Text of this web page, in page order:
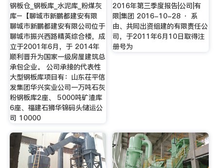
钢板仓_钢板库_水泥库_粉煤灰
库–【聊城市新鹏都建安有限
聊城市新鹏都建安有限公司位于
聊城市振兴西路精英综合楼，成
立于2001年6月，于 2014年
顺利晋升为国家一级房屋建筑总
承包企业。 公司承接的代表性
大型钢板库项目有：山东茌平信
发集团华兴实业公司一万吨石灰
粉钢板库2座、 5000吨矿渣库
6座、福建石狮华锦码头储运公
司 10000
2016年第三季度报告|公司|有
限|集团 2016-10-28 · 系
由、共同出资组建的有限责任公
司，于2011年6月10日取得注
册号为